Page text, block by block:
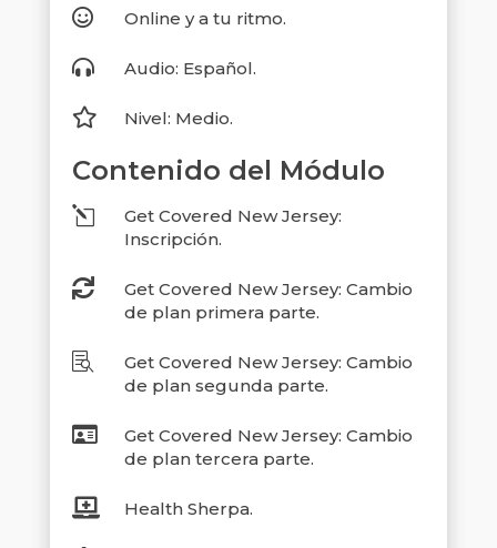
 Online y a tu ritmo.
 Audio: Español.
 Nivel: Medio.
Contenido del Módulo
l
Get Covered New Jersey:
Inscripción.

Get Covered New Jersey: Cambio
de plan primera parte.

Get Covered New Jersey: Cambio
de plan segunda parte.

Get Covered New Jersey: Cambio
de plan tercera parte.
 Health Sherpa.